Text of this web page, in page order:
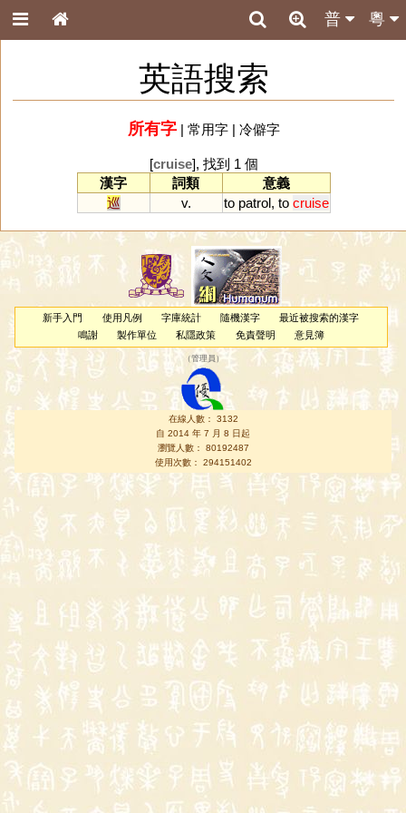
粵
普
英語搜索
所有字| 常用字| 冷僻字
[cruise], 找到 1 個
漢字
詞類
意義
巡
v. to patrol, to cruise
新手入門 使用凡例 字庫統計 隨機漢字
最近被搜索的漢字
鳴謝
製作單位 私隱政策 免責聲明 意見簿
（管理員 ）
在線人數： 3132
自 2014 年 7 月 8 日起
瀏覽人數： 80192487
使用次數： 294151402